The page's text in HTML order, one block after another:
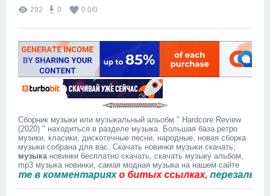
292
0 0.0/0
Сборник музыки или музыкальный альобм " Hardcore Review
(2020) " находиться в разделе музыка. Большая база ретро
музики, класики, дискотечные песни, народные, новая сборка
музыки собрана для вас. Скачать новинки музыки скачать,
музыкановинки бесплатно скачать, скачать музыку альбом,
mp3 музыка новинки, самая модная музыка на нашем сайте
в комментарияхо битых ссылках,перезальём